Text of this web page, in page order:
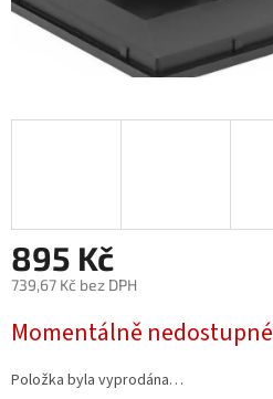
895 Kč
739,67 Kč bez DPH
cena:
Momentálně nedostupné
Položka byla vyprodána…